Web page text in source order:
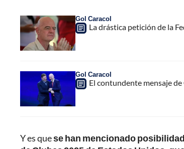
Gol Caracol
La drástica petición de la
Gol Caracol
El contundente mensaje
Y es quese han mencionado